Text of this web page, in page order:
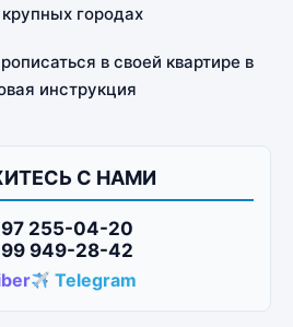
городах
в своей квартире в
инструкция
С НАМИ
255-04-20
949-28-42
Telegram